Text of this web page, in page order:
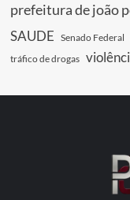
prefeitura de joão
SAUDE Senado Federal
tráfico de drogas